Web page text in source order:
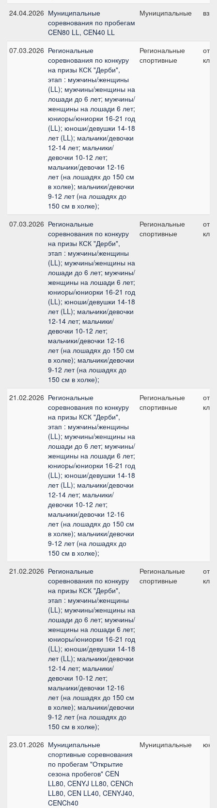
24.04.2026 Муниципальные
соревнования по пробегам
CEN80 LL, CEN40 LL
Муниципальные
07.03.2026 Региональные
соревнования по конкуру
на призы КСК "Дерби",
этап : мужчины/женщины
(LL); мужчины/женщины на
лошади до 6 лет; мужчины/
женщины на лошади 6 лет;
юниоры/юниорки 16-21 год
(LL); юноши/девушки 14-18
лет (LL); мальчики/девочки
12-14 лет; мальчики/
девочки 10-12 лет;
мальчики/девочки 12-16
лет (на лошадях до 150 см
в холке); мальчики/девочки
9-12 лет (на лошадях до
150 см в холке);
Региональные
спортивные
07.03.2026 Региональные
соревнования по конкуру
на призы КСК "Дерби",
этап : мужчины/женщины
(LL); мужчины/женщины на
лошади до 6 лет; мужчины/
женщины на лошади 6 лет;
юниоры/юниорки 16-21 год
(LL); юноши/девушки 14-18
лет (LL); мальчики/девочки
12-14 лет; мальчики/
девочки 10-12 лет;
мальчики/девочки 12-16
лет (на лошадях до 150 см
в холке); мальчики/девочки
9-12 лет (на лошадях до
150 см в холке);
Региональные
спортивные
21.02.2026 Региональные
соревнования по конкуру
на призы КСК "Дерби",
этап : мужчины/женщины
(LL); мужчины/женщины на
лошади до 6 лет; мужчины/
женщины на лошади 6 лет;
юниоры/юниорки 16-21 год
(LL); юноши/девушки 14-18
лет (LL); мальчики/девочки
12-14 лет; мальчики/
девочки 10-12 лет;
мальчики/девочки 12-16
лет (на лошадях до 150 см
в холке); мальчики/девочки
9-12 лет (на лошадях до
150 см в холке);
Региональные
спортивные
21.02.2026 Региональные
соревнования по конкуру
на призы КСК "Дерби",
этап : мужчины/женщины
(LL); мужчины/женщины на
лошади до 6 лет; мужчины/
женщины на лошади 6 лет;
юниоры/юниорки 16-21 год
(LL); юноши/девушки 14-18
лет (LL); мальчики/девочки
12-14 лет; мальчики/
девочки 10-12 лет;
мальчики/девочки 12-16
лет (на лошадях до 150 см
в холке); мальчики/девочки
9-12 лет (на лошадях до
150 см в холке);
Региональные
спортивные
23.01.2026 Муниципальные
спортивные соревнования
по пробегам "Открытие
сезона пробегов" CEN
LL80, CENYJ LL80, CENCh
LL80, CEN LL40, CENYJ40,
CENCh40
Муниципальные